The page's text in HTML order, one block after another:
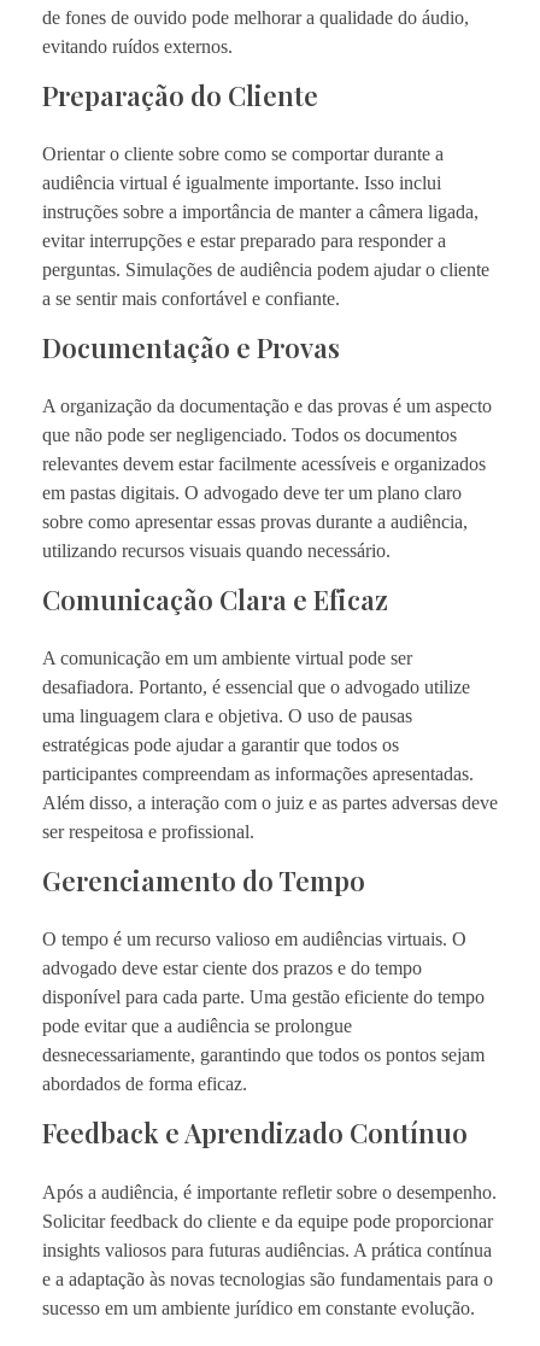
de fones de ouvido pode melhorar a qualidade do áudio,
evitando ruídos externos.
Preparação do Cliente
Orientar o cliente sobre como se comportar durante a
audiência virtual é igualmente importante. Isso inclui
instruções sobre a importância de manter a câmera ligada,
evitar interrupções e estar preparado para responder a
perguntas. Simulações de audiência podem ajudar o cliente
a se sentir mais confortável e confiante.
Documentação e Provas
A organização da documentação e das provas é um aspecto
que não pode ser negligenciado. Todos os documentos
relevantes devem estar facilmente acessíveis e organizados
em pastas digitais. O advogado deve ter um plano claro
sobre como apresentar essas provas durante a audiência,
utilizando recursos visuais quando necessário.
Comunicação Clara e Eficaz
A comunicação em um ambiente virtual pode ser
desafiadora. Portanto, é essencial que o advogado utilize
uma linguagem clara e objetiva. O uso de pausas
estratégicas pode ajudar a garantir que todos os
participantes compreendam as informações apresentadas.
Além disso, a interação com o juiz e as partes adversas deve
ser respeitosa e profissional.
Gerenciamento do Tempo
O tempo é um recurso valioso em audiências virtuais. O
advogado deve estar ciente dos prazos e do tempo
disponível para cada parte. Uma gestão eficiente do tempo
pode evitar que a audiência se prolongue
desnecessariamente, garantindo que todos os pontos sejam
abordados de forma eficaz.
Feedback e Aprendizado Contínuo
Após a audiência, é importante refletir sobre o desempenho.
Solicitar feedback do cliente e da equipe pode proporcionar
insights valiosos para futuras audiências. A prática contínua
e a adaptação às novas tecnologias são fundamentais para o
sucesso em um ambiente jurídico em constante evolução.